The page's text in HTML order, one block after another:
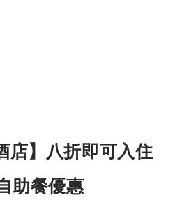
店】八折即可入住
助餐優惠